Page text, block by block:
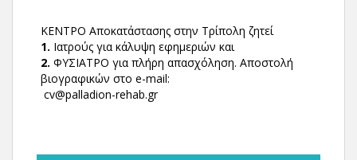
ΚΕΝΤΡΟ Αποκατάστασης στην Τρίπολη ζητεί
1. Ιατρούς για κάλυψη εφημεριών και
2. ΦΥΣΙΑΤΡΟ για πλήρη απασχόληση. Αποστολή
βιογραφικών στο e-mail:
cv@palladion-rehab.gr